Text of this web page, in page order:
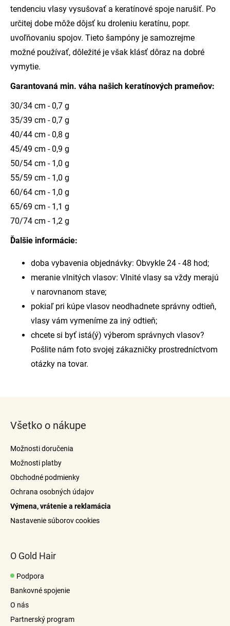
tendenciu vlasy vysušovať a keratínové spoje narušiť. Po
určitej dobe môže dôjsť ku droleniu keratínu, popr.
uvoľňovaniu spojov. Tieto šampóny je samozrejme
možné používať, dôležité je však klásť dôraz na dobré
vymytie.
Garantovaná min. váha našich keratínových prameňov:
30/34 cm - 0,7 g
35/39 cm - 0,7 g
40/44 cm - 0,8 g
45/49 cm - 0,9 g
50/54 cm - 1,0 g
55/59 cm - 1,0 g
60/64 cm - 1,0 g
65/69 cm - 1,1 g
70/74 cm - 1,2 g
Ďalšie informácie:
doba vybavenia objednávky: Obvykle 24 - 48 hod;
meranie vlnitých vlasov: Vlnité vlasy sa vždy merajú
v narovnanom stave;
pokiaľ pri kúpe vlasov neodhadnete správny odtieň,
vlasy vám vymeníme za iný odtieň;
chcete si byť istá(ý) výberom správnych vlasov?
Pošlite nám foto svojej zákazničky prostredníctvom
otázky na tovar.
Všetko o nákupe
Možnosti doručenia
Možnosti platby
Obchodné podmienky
Ochrana osobných údajov
Výmena, vrátenie a reklamácia
Nastavenie súborov cookies
O Gold Hair
Podpora
Bankovné spojenie
O nás
Partnerský program